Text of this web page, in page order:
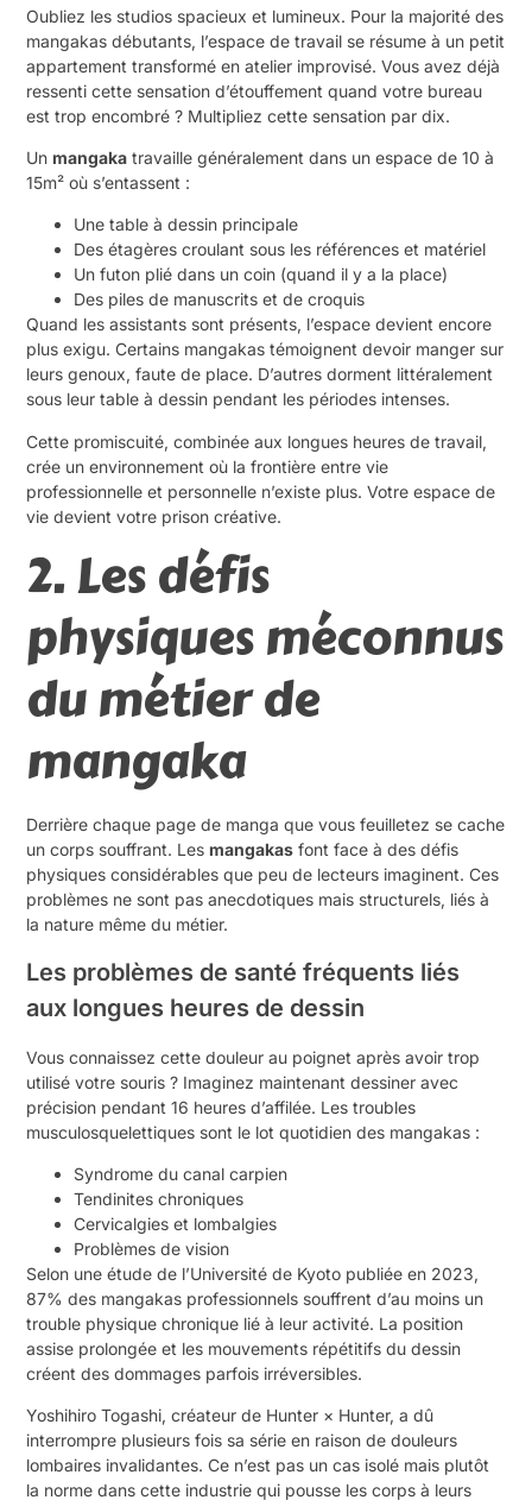
Oubliez les studios spacieux et lumineux. Pour la majorité des
mangakas débutants, l’espace de travail se résume à un petit
appartement transformé en atelier improvisé. Vous avez déjà
ressenti cette sensation d’étouffement quand votre bureau
est trop encombré ? Multipliez cette sensation par dix.
Unmangaka travaille généralement dans un espace de 10 à
15m² où s’entassent :
Une table à dessin principale
Des étagères croulant sous les références et matériel
Un futon plié dans un coin (quand il y a la place)
Des piles de manuscrits et de croquis
Quand les assistants sont présents, l’espace devient encore
plus exigu. Certains mangakas témoignent devoir manger sur
leurs genoux, faute de place. D’autres dorment littéralement
sous leur table à dessin pendant les périodes intenses.
Cette promiscuité, combinée aux longues heures de travail,
crée un environnement où la frontière entre vie
professionnelle et personnelle n’existe plus. Votre espace de
vie devient votre prison créative.
2. Les défis
physiques méconnus
du métier de
mangaka
Derrière chaque page de manga que vous feuilletez se cache
un corps souffrant. Lesmangakas font face à des défis
physiques considérables que peu de lecteurs imaginent. Ces
problèmes ne sont pas anecdotiques mais structurels, liés à
la nature même du métier.
Les problèmes de santé fréquents liés
aux longues heures de dessin
Vous connaissez cette douleur au poignet après avoir trop
utilisé votre souris ? Imaginez maintenant dessiner avec
précision pendant 16 heures d’affilée. Les troubles
musculosquelettiques sont le lot quotidien des mangakas :
Syndrome du canal carpien
Tendinites chroniques
Cervicalgies et lombalgies
Problèmes de vision
Selon une étude de l’Université de Kyoto publiée en 2023,
87% des mangakas professionnels souffrent d’au moins un
trouble physique chronique lié à leur activité. La position
assise prolongée et les mouvements répétitifs du dessin
créent des dommages parfois irréversibles.
Yoshihiro Togashi, créateur de Hunter × Hunter, a dû
interrompre plusieurs fois sa série en raison de douleurs
lombaires invalidantes. Ce n’est pas un cas isolé mais plutôt
la norme dans cette industrie qui pousse les corps à leurs